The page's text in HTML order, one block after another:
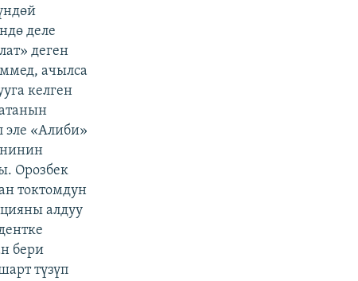
деле
деген
ачылса
келген
эле «Алиби»
Орозбек
токтомдун
алдуу
бери
түзүп